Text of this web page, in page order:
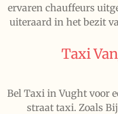
ervaren chauffeurs
uiteraard in het bezit
Taxi
Bel Taxi in Vught voor
straat taxi. Zoals